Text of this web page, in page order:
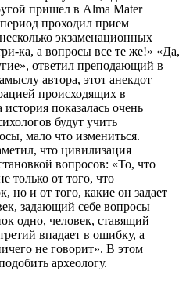
пришел в Alma Mater
период проходил прием
экзаменационных
ка, а вопросы все те же!» «Да,
ответил преподающий в
автора, этот анекдот
происходящих в
показалась очень
будут учить
мало что измениться.
что цивилизация
вопросов: «То, что
только от того, что
но и от того, какие он задает
задающий себе вопросы
одно, человек, ставящий
впадает в ошибку, а
не говорит». В этом
археологу.